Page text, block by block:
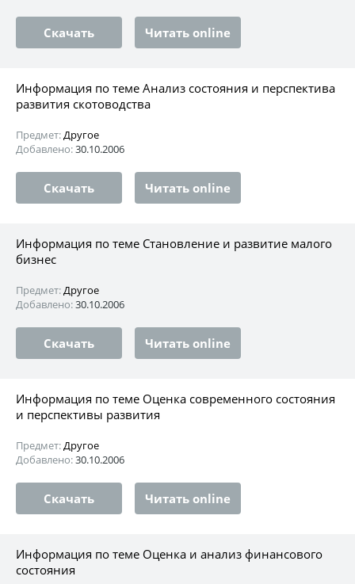
Скачать Читать online
Информация по теме Анализ состояния и перспектива
развития скотоводства
Предмет:Другое
Добавлено:30.10.2006
Скачать Читать online
Информация по теме Становление и развитие малого
бизнес
Предмет:Другое
Добавлено:30.10.2006
Скачать Читать online
Информация по теме Оценка современного состояния
и перспективы развития
Предмет:Другое
Добавлено:30.10.2006
Скачать Читать online
Информация по теме Оценка и анализ финансового
состояния